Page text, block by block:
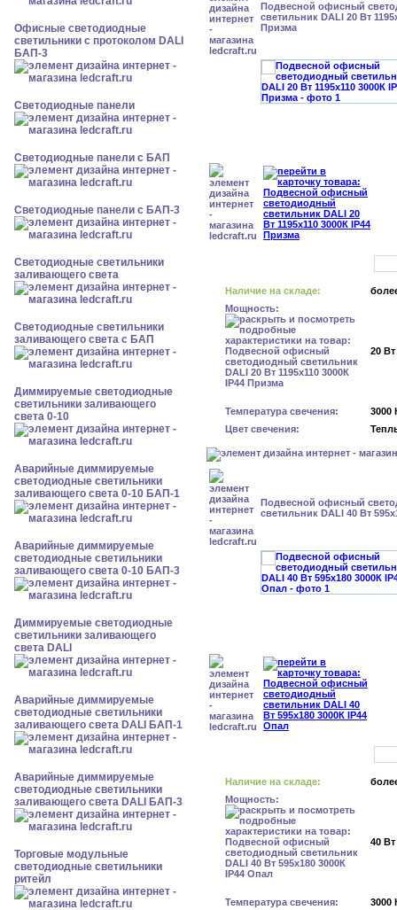
Офисные светодиодные
светильники с протоколом DALI
БАП-3
Cветодиодные панели
Cветодиодные панели с БАП
Cветодиодные панели с БАП-3
Светодиодные светильники
заливающего света
Светодиодные светильники
заливающего света с БАП
Диммируемые светодиодные
светильники заливающего
света 0-10
Аварийные диммируемые
светодиодные светильники
заливающего света 0-10 БАП-1
Аварийные диммируемые
светодиодные светильники
заливающего света 0-10 БАП-3
Диммируемые светодиодные
светильники заливающего
света DALI
Аварийные диммируемые
светодиодные светильники
заливающего света DALI БАП-1
Аварийные диммируемые
светодиодные светильники
заливающего света DALI БАП-3
Торговые модульные
светодиодные светильники
ритейл
Подвесной офисный
светильник DALI 20 Вт
Призма
Наличие на складе:
Мощность:
20 Вт
Температура свечения:
3000
Цвет свечения:
Подвесной офисный
светильник DALI 40 Вт
Наличие на складе:
Мощность:
40 Вт
Температура свечения:
3000